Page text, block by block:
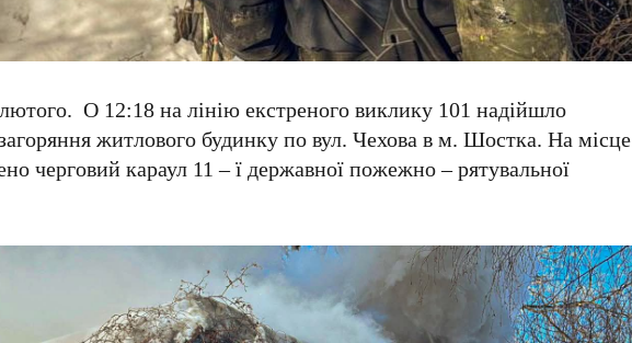
лютого. О 12:18 на лінію екстреного виклику 101 надійшло
житлового будинку по вул. Чехова в м. Шостка. На місце
черговий караул 11 – ї державної пожежно – рятувальної